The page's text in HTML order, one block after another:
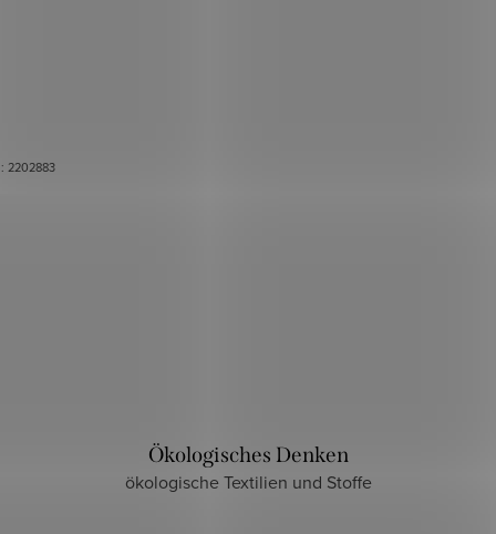
2202883
Ökologisches Denken
ökologische Textilien und Stoffe